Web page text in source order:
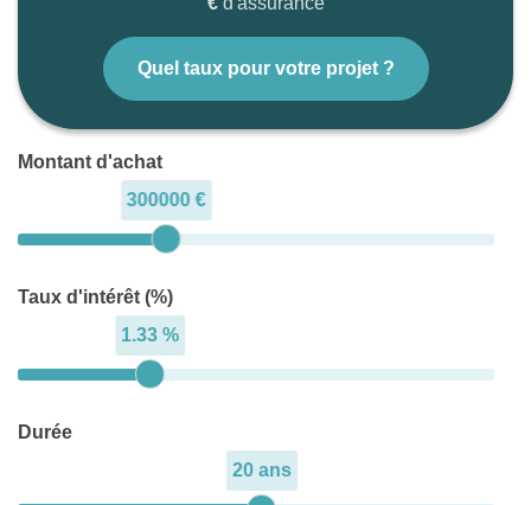
Quel taux pour votre projet ?
Montant d'achat
300000 €
Taux d'intérêt (%)
1.33 %
Durée
20 ans